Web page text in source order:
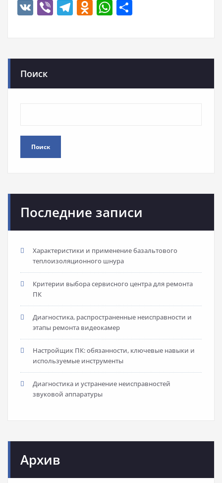
VK ViberTelegram
Odnoklassniki
WhatsApp
Поиск
Поиск
Последние записи
Характеристики и применение базальтового
теплоизоляционного шнура
Критерии выбора сервисного центра для ремонта
ПК
Диагностика, распространенные неисправности и
этапы ремонта видеокамер
Настройщик ПК: обязанности, ключевые навыки и
используемые инструменты
Диагностика и устранение неисправностей
звуковой аппаратуры
Архив